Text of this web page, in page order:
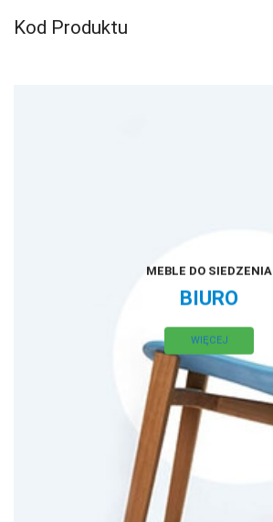
Kod Produktu
MEBLE DO SIEDZENIA
BIURO
WIĘCEJ